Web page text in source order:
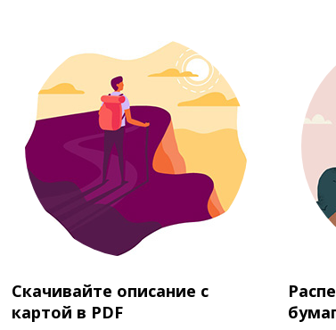
Скачивайте описание с
картой в PDF